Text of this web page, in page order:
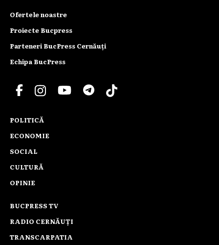
Ofertele noastre
Proiecte Bucpress
Parteneri BucPress Cernăuți
Echipa BucPress
POLITICĂ
ECONOMIE
SOCIAL
CULTURĂ
OPINIE
BUCPRESS TV
RADIO CERNĂUȚI
TRANSCARPATIA